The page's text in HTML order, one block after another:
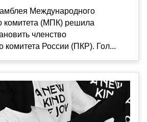
Международного
комитета (МПК) решила
членство
комитета России (ПКР). Гол...